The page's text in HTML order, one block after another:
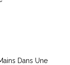
Dans Une